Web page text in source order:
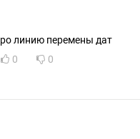
линию перемены дат
0 0